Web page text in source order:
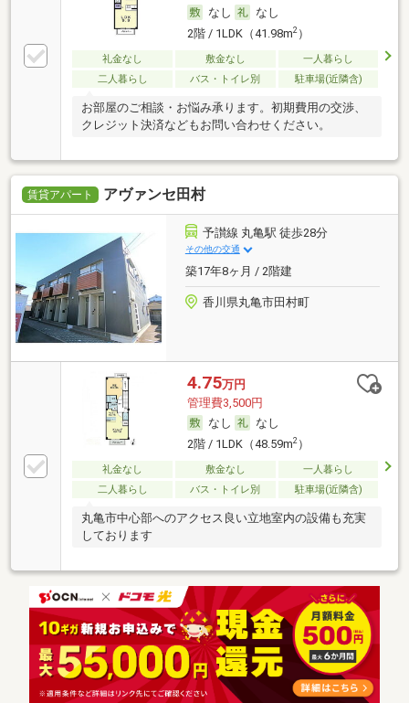
なし
なし
2階 / 1LDK（41.98m2）
礼金なし 敷金なし
一人暮らし
二人暮らし
バス・トイレ別 駐車場(近隣含)
お部屋のご相談・お悩み承ります。初期費用の交渉、
クレジット決済などもお問い合わせください。
賃貸アパート アヴァンセ田村
予讃線 丸亀駅 徒歩28分
その他の交通
築17年8ヶ月 / 2階建
香川県丸亀市田村町
4.75万円
管理費3,500円
なし
なし
2階 / 1LDK（48.59m2）
礼金なし 敷金なし
一人暮らし
二人暮らし
バス・トイレ別 駐車場(近隣含)
丸亀市中心部へのアクセス良い立地室内の設備も充実
しております